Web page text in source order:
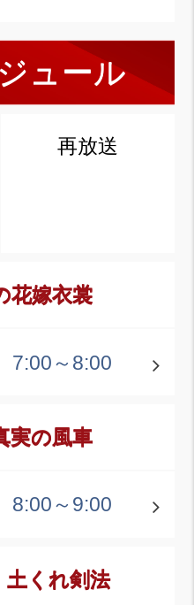
ュール
再放送
花嫁衣裳
7:00～8:00
実の風車
8:00～9:00
土くれ剣法